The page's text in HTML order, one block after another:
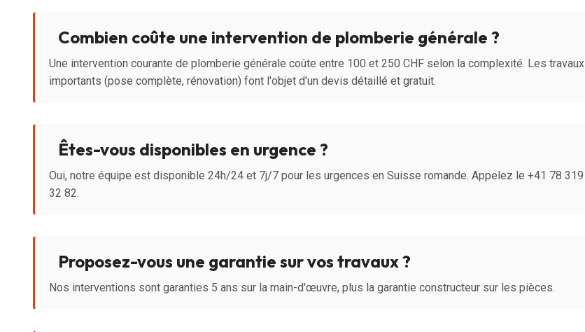
Combien coûte une intervention de plomberie générale ?
Une intervention courante de plomberie générale coûte entre 100 et 250 CHF selon la complexité. Les travaux
importants (pose complète, rénovation) font l'objet d'un devis détaillé et gratuit.
Êtes-vous disponibles en urgence ?
Oui, notre équipe est disponible 24h/24 et 7j/7 pour les urgences en Suisse romande. Appelez le +41 78 319
32 82.
Proposez-vous une garantie sur vos travaux ?
Nos interventions sont garanties 5 ans sur la main-d'œuvre, plus la garantie constructeur sur les pièces.